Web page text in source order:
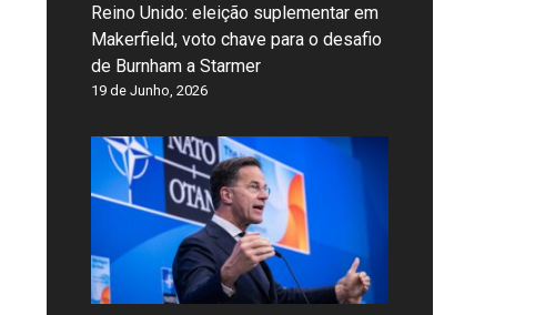
Reino Unido: eleição suplementar em
Makerfield, voto chave para o desafio
de Burnham a Starmer
19 de Junho, 2026